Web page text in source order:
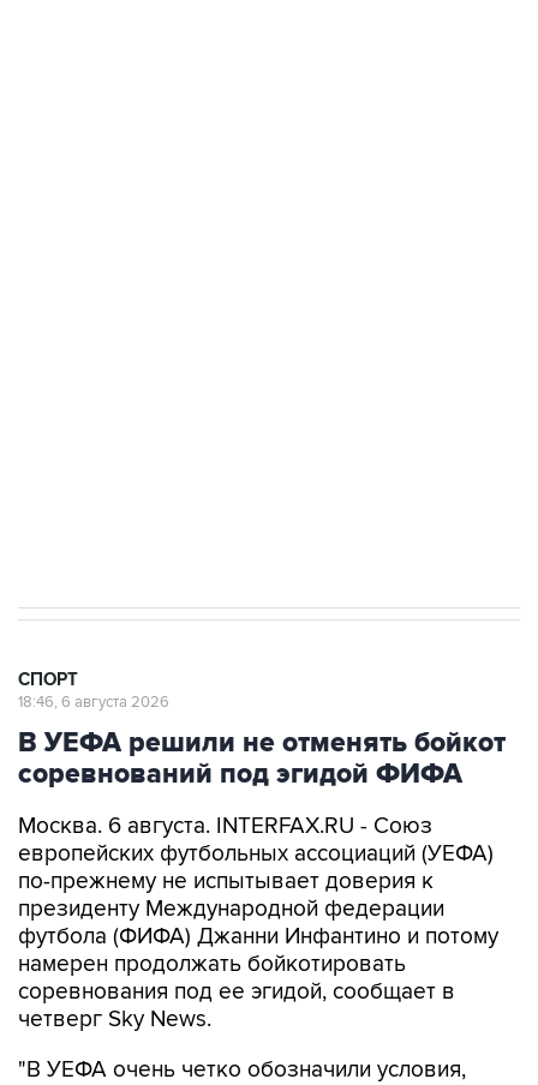
СПОРТ
18:46, 6 августа 2026
В УЕФА решили не отменять бойкот
соревнований под эгидой ФИФА
Москва. 6 августа. INTERFAX.RU - Союз
европейских футбольных ассоциаций (УЕФА)
по-прежнему не испытывает доверия к
президенту Международной федерации
футбола (ФИФА) Джанни Инфантино и потому
намерен продолжать бойкотировать
соревнования под ее эгидой, сообщает в
четверг Sky News.
"В УЕФА очень четко обозначили условия,